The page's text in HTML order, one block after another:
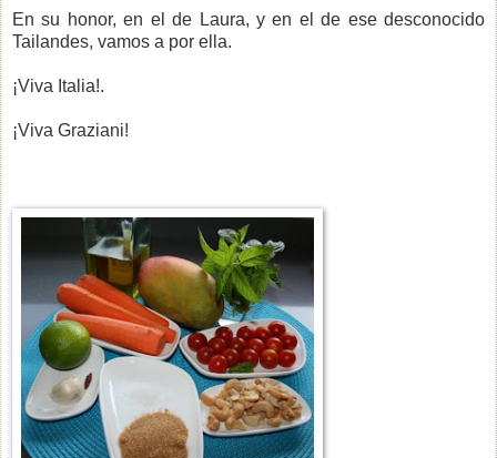
En su honor, en el de Laura, y en el de ese desconocido
Tailandes, vamos a por ella.
¡Viva Italia!.
¡Viva Graziani!